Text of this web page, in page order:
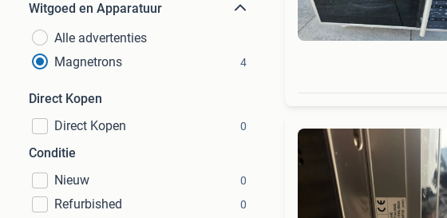
Witgoed en Apparatuur
Alle advertenties
Magnetrons
4
Direct Kopen
Direct Kopen
0
Conditie
Nieuw
0
Refurbished 0